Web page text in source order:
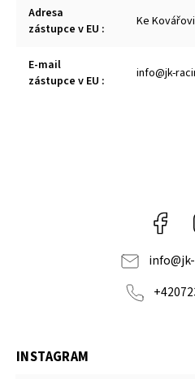
Adresa
zástupce v EU : Ke
E-mail
zástupce v EU : info@jk-
info@
INSTAGRAM